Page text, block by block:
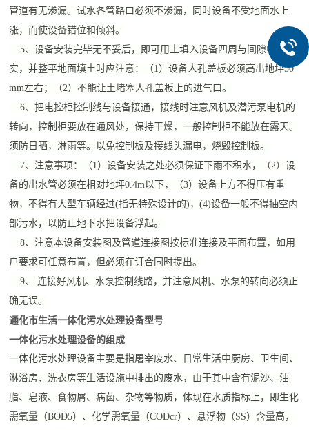
管道有无渗漏。试水各管路口必须不渗漏，同时设备不受地面水上
涨，而使设备错位和倾斜。
5、设备安装完毕无不妥后，即可用土填入设备四周与间隙中夯
实，并整平地面填土时应注意：（1）设备人孔盖板必须高出地坪50
mm左右；（2）不能让土堵塞人孔盖板上的进气口。
6、把电控柜控制线与设备接通，接线时注意风机及潜污泵电机的
转向，控制柜要放在通风处，保持干燥，一般控制柜不能放在露天。
须防日晒，淋雨等。以免控制板及接线头漏电，烧毁控制板。
7、注意事项：（1）设备安装之处必须保证下雨不积水，（2）设
备的出水管必须在相对地坪0.4m以下，（3）设备上方不得压有重
物，不得有大型车辆经过(指无特殊设计的)，(4)设备一般不得抽空内
部污水，以防止地下水把设备浮起。
8、注意本设备安装图及管道连接图按标准连接及平面布置，如用
户要求可任意布置，但必须在订合同时提出。
9、 连接好风机、水泵控制线路，并注意风机、水泵的转向必须正
确无误。
通化市生活一体化污水处理设备型号
一体化污水处理设备的组成
一体化污水处理设备主要是指屠宰废水、日常生活中厨房、卫生间、
淋浴房、洗衣房等生活设施中排出的废水，由于其中含有泥沙、油
脂、皂液、食物屑、病菌、杂物等物质，体现在水质指标上，即生化
需氧量（BOD5）、化学需氧量（CODcr）、悬浮物（SS）含量高，